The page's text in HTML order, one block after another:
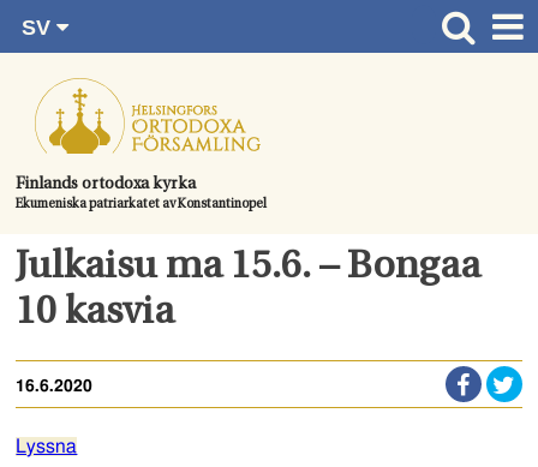
direkt
innehållet.
Finlands ortodoxa kyrka
Ekumeniska patriarkatet av Konstantinopel
SV
RU
EN
UA
Huvudsida
Gudstjänster
Kom med
Kontaktuppgifter
Dopet
Begravningen
Julkaisu ma 15.6. – Bongaa
10 kasvia
16.6.2020
Lyssna